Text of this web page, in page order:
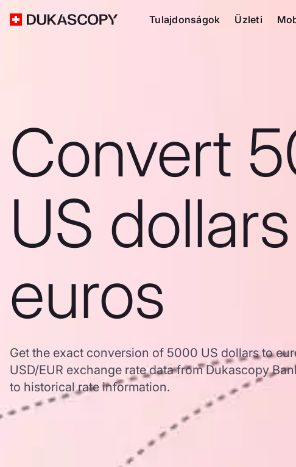
Tulajdonságok Üzleti
Convert
US
euros
Get the exact conversion of 5000 US dollars to
USD/EUR exchange rate data from Dukascopy
to historical rate information.